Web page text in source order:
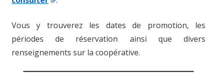
Vous y trouverez les dates de promotion, les
périodes de réservation ainsi que divers
renseignements sur la coopérative.